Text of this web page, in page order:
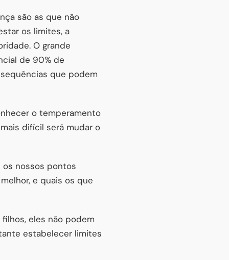
são as que não
os limites, a
O grande
de 90% de
que podem
o temperamento
difícil será mudar o
os nossos pontos
e quais os que
eles não podem
estabelecer limites